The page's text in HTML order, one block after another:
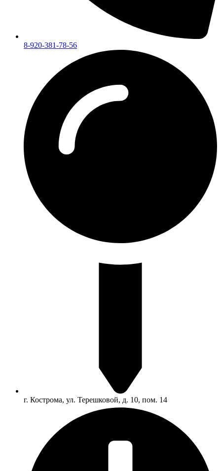
8-920-381-78-56
г. Кострома, ул. Терешковой, д. 10, пом. 14